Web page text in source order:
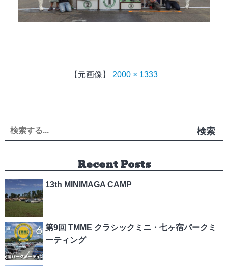
【元画像】 2000 × 1333
検索:
Recent Posts
13th MINIMAGA CAMP
第9回 TMME クラシックミニ・七ヶ宿パークミ
ーティング